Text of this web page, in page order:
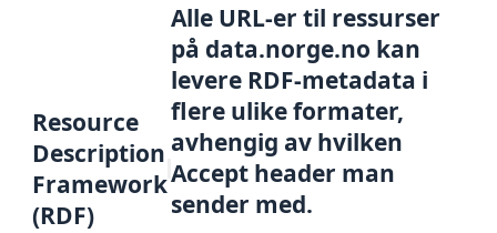
Resource
Description
Framework
(RDF)
Alle URL-er til ressurser
på data.norge.no kan
levere RDF-metadata i
flere ulike formater,
avhengig av hvilken
Accept header man
sender med.